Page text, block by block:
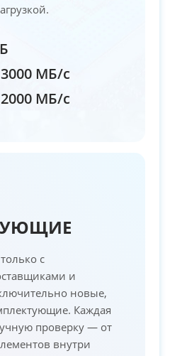
МБ/с
МБ/с
с
и
новые,
Каждая
проверку — от
внутри